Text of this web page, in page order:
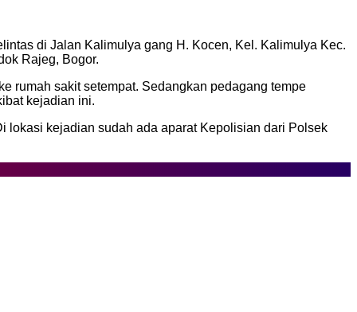
di Jalan Kalimulya gang H. Kocen, Kel. Kalimulya Kec.
Rajeg, Bogor.
rumah sakit setempat. Sedangkan pedagang tempe
kejadian ini.
lokasi kejadian sudah ada aparat Kepolisian dari Polsek